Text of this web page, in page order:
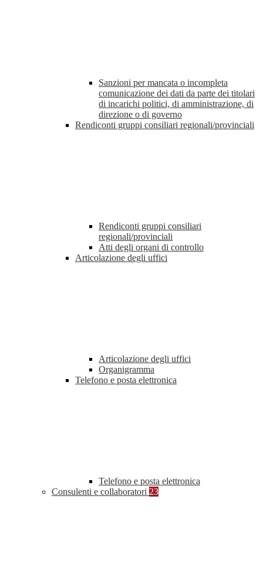
Sanzioni per mancata o incompleta
comunicazione dei dati da parte dei titolari
di incarichi politici, di amministrazione, di
direzione o di governo
Rendiconti gruppi consiliari regionali/provinciali
Rendiconti gruppi consiliari
regionali/provinciali
Atti degli organi di controllo
Articolazione degli uffici
Articolazione degli uffici
Organigramma
Telefono e posta elettronica
Telefono e posta elettronica
Consulenti e collaboratori 23